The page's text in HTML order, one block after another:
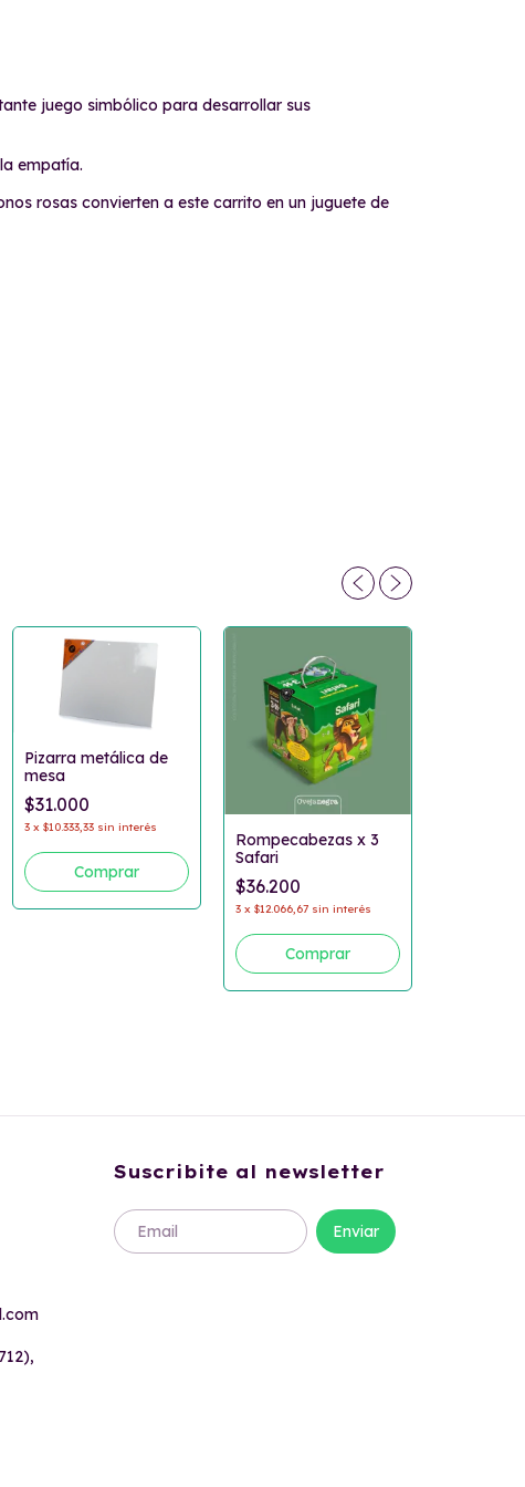
juego simbólico para desarrollar sus
empatía.
rosas convierten a este carrito en un juguete de
Pizarra metálica de
mesa
$31.000
3 x$10.333,33 sin interés
Rompecabezas x 3
Safari
$36.200
3 x$12.066,67 sin interés
Suscribite al newsletter